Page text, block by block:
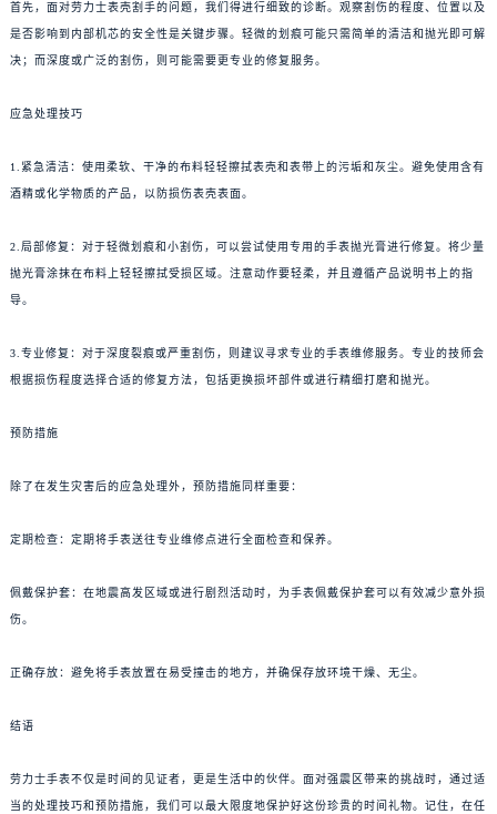
首先，面对劳力士表壳割手的问题，我们得进行细致的诊断。观察割伤的程度、位置以及
是否影响到内部机芯的安全性是关键步骤。轻微的划痕可能只需简单的清洁和抛光即可解
决；而深度或广泛的割伤，则可能需要更专业的修复服务。
应急处理技巧
1.紧急清洁：使用柔软、干净的布料轻轻擦拭表壳和表带上的污垢和灰尘。避免使用含有
酒精或化学物质的产品，以防损伤表壳表面。
2.局部修复：对于轻微划痕和小割伤，可以尝试使用专用的手表抛光膏进行修复。将少量
抛光膏涂抹在布料上轻轻擦拭受损区域。注意动作要轻柔，并且遵循产品说明书上的指
导。
3.专业修复：对于深度裂痕或严重割伤，则建议寻求专业的手表维修服务。专业的技师会
根据损伤程度选择合适的修复方法，包括更换损坏部件或进行精细打磨和抛光。
预防措施
除了在发生灾害后的应急处理外，预防措施同样重要：
定期检查：定期将手表送往专业维修点进行全面检查和保养。
佩戴保护套：在地震高发区域或进行剧烈活动时，为手表佩戴保护套可以有效减少意外损
伤。
正确存放：避免将手表放置在易受撞击的地方，并确保存放环境干燥、无尘。
结语
劳力士手表不仅是时间的见证者，更是生活中的伙伴。面对强震区带来的挑战时，通过适
当的处理技巧和预防措施，我们可以最大限度地保护好这份珍贵的时间礼物。记住，在任